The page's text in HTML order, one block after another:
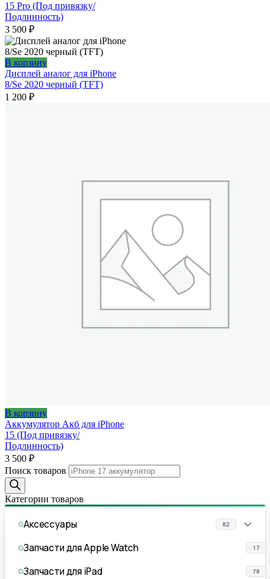
15 Pro (Под привязку/
Подлинность)
3 500 ₽
В корзину
Дисплей аналог для iPhone
8/Se 2020 черный (TFT)
1 200 ₽
В корзину
Аккумулятор Акб для iPhone
15 (Под привязку/
Подлинность)
3 500 ₽
Поиск товаров
Категории товаров
Аксессуары 82
Запчасти для Apple Watch 17
Запчасти для iPad 78